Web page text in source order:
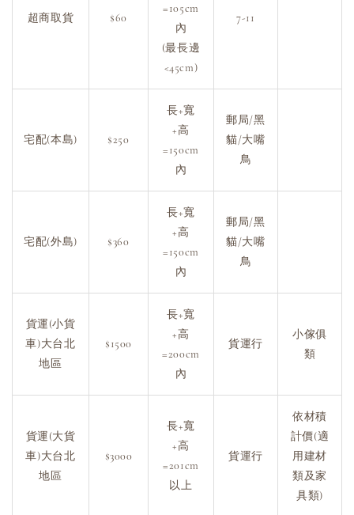
超商取貨 $60
=105cm
內
(最長邊
<45cm)
7-11
宅配(本島) $250
長+寬
+高
=150cm
內
郵局/黑
貓/大嘴
鳥
宅配(外島) $360
長+寬
+高
=150cm
內
郵局/黑
貓/大嘴
鳥
貨運(小貨
車)大台北
地區
$1500
長+寬
+高
=200cm
內
貨運行
小傢俱
類
貨運(大貨
車)大台北
地區
$3000
長+寬
+高
=201cm
以上
貨運行
依材積
計價(適
用建材
類及家
具類)